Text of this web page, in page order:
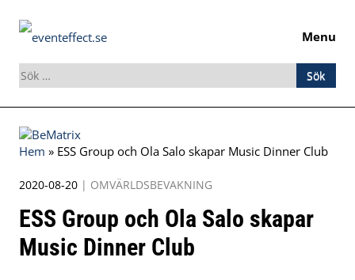
Menu
Sök
efter:
Skip
to
Hem » ESS Group och Ola Salo skapar Music Dinner Club
2020-08-20 | OMVÄRLDSBEVAKNING
ESS Group och Ola Salo skapar
Music Dinner Club